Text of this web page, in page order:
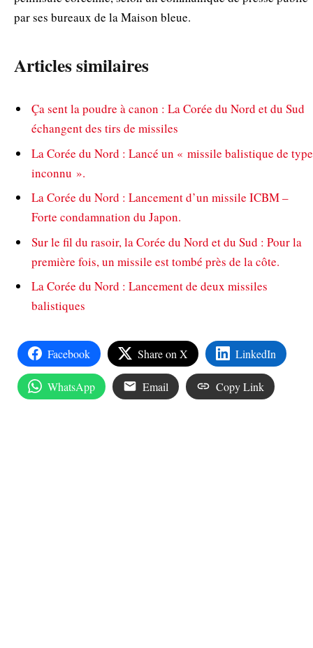
par ses bureaux de la Maison bleue.
Articles similaires
Ça sent la poudre à canon : La Corée du Nord et du Sud
échangent des tirs de missiles
La Corée du Nord : Lancé un « missile balistique de type
inconnu ».
La Corée du Nord : Lancement d’un missile ICBM –
Forte condamnation du Japon.
Sur le fil du rasoir, la Corée du Nord et du Sud : Pour la
première fois, un missile est tombé près de la côte.
La Corée du Nord : Lancement de deux missiles
balistiques
Facebook Share on X LinkedIn
WhatsApp Email Copy Link